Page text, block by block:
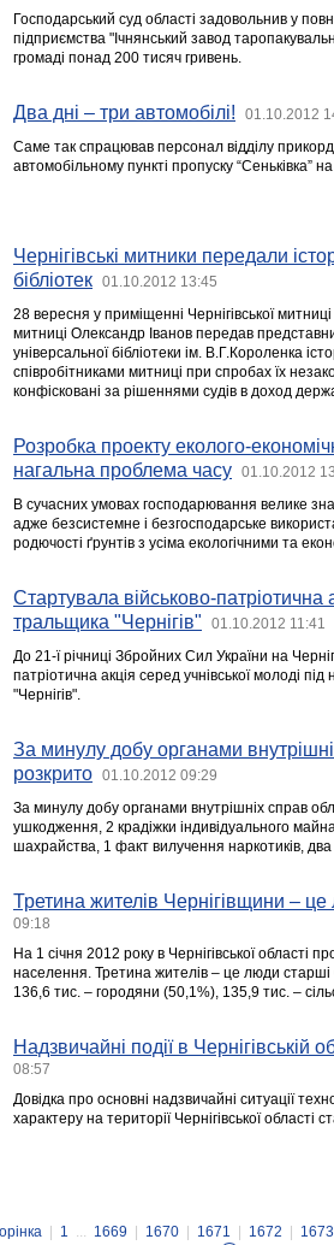
Господарський суд області задовольнив у
підприємства "Ічнянський завод
громаді понад 200 тисяч гривень.
Два дні – три автомобілі! 01.10.2012
Саме так спрацював персонал відділу
автомобільному пункті пропуску “Сеньківка”
Чернігівські митники передали
бібліотек
01.10.2012 13:45
28 вересня у приміщенні Чернігівської
митниці Олександр Іванов передав
універсальної бібліотеки ім. В.Г.Короленка
співробітниками митниці при спробах їх
конфісковані за рішеннями судів в доход
Розробка проекту еколого-
нагальна проблема часу
01.10.2012
В сучасних умовах господарювання велике
адже безсистемне і безгосподарське
родючості ґрунтів з усіма екологічними та
Cтартувала військово-
тральщика "Чернігів"
01.10.2012 11:41
До 21-ї річниці Збройних Сил України на
патріотична акція серед учнівської молоді
"Чернігів".
За минулу добу органами
розкрито
01.10.2012 09:29
За минулу добу органами внутрішніх справ
ушкодження, 2 крадіжки індивідуального
шахрайства, 1 факт вилучення наркотиків,
Третина жителів Чернігівщини –
09:18
На 1 січня 2012 року в Чернігівської області
населення. Третина жителів – це люди старші
136,6 тис. – городяни (50,1%), 135,9 тис. –
Надзвичайні події в Чернігівській
08:57
Довідка про основні надзвичайні ситуації
характеру на території Чернігівської
1 ... 1669 1670 1671 1672 1673